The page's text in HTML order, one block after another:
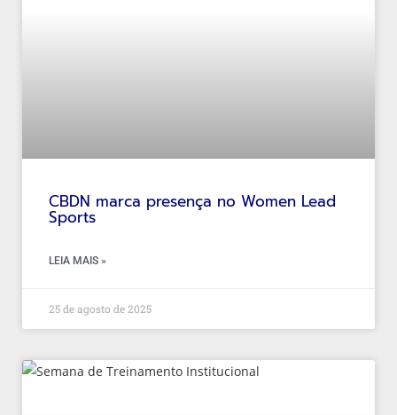
CBDN marca presença no Women Lead
Sports
LEIA MAIS »
25 de agosto de 2025